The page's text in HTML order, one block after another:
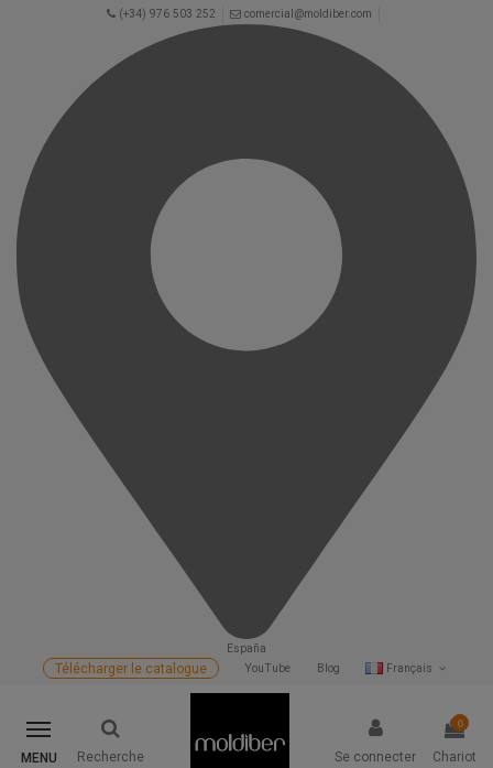
(+34) 976 503 252 comercial@moldiber.com
España
Français
Blog
YouTube
Télécharger le catalogue
MENU Recherche Se connecter
0
Chariot